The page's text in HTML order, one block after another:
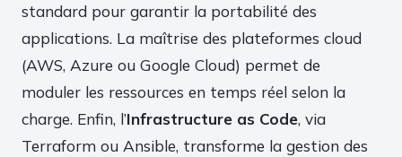
standard pour garantir la portabilité des
applications. La maîtrise des plateformes cloud
(AWS, Azure ou Google Cloud) permet de
moduler les ressources en temps réel selon la
charge. Enfin, l’Infrastructure as Code, via
Terraform ou Ansible, transforme la gestion des